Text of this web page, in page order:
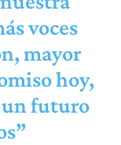
voces
mayor
hoy,
un futuro